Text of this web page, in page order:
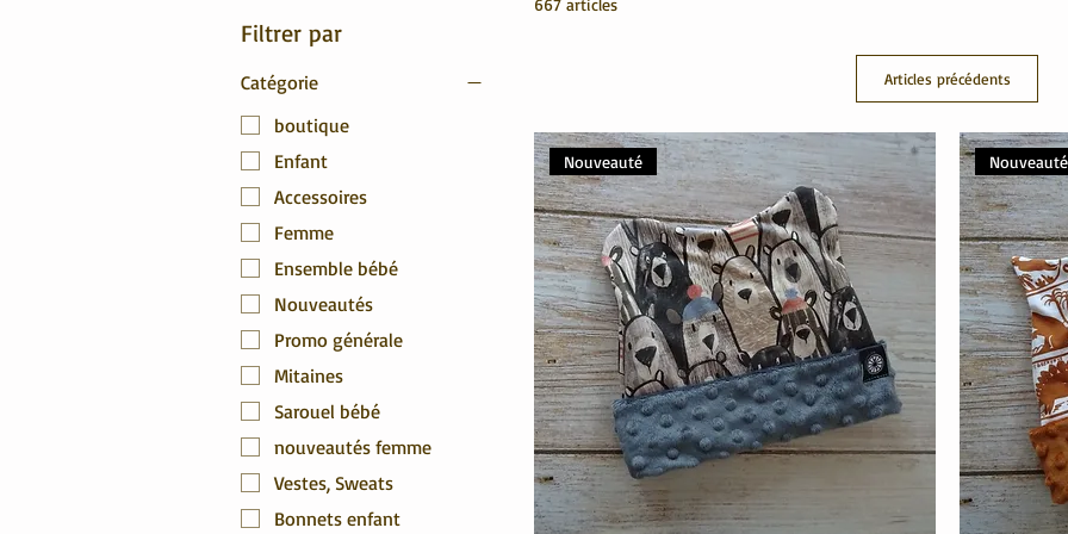
Filtrer par
Catégorie
boutique
Enfant
Accessoires
Femme
Ensemble bébé
Nouveautés
Promo générale
Mitaines
Sarouel bébé
nouveautés femme
Vestes, Sweats
Bonnets enfant
667 articles
Articles précédents
Nouveauté Nouveauté